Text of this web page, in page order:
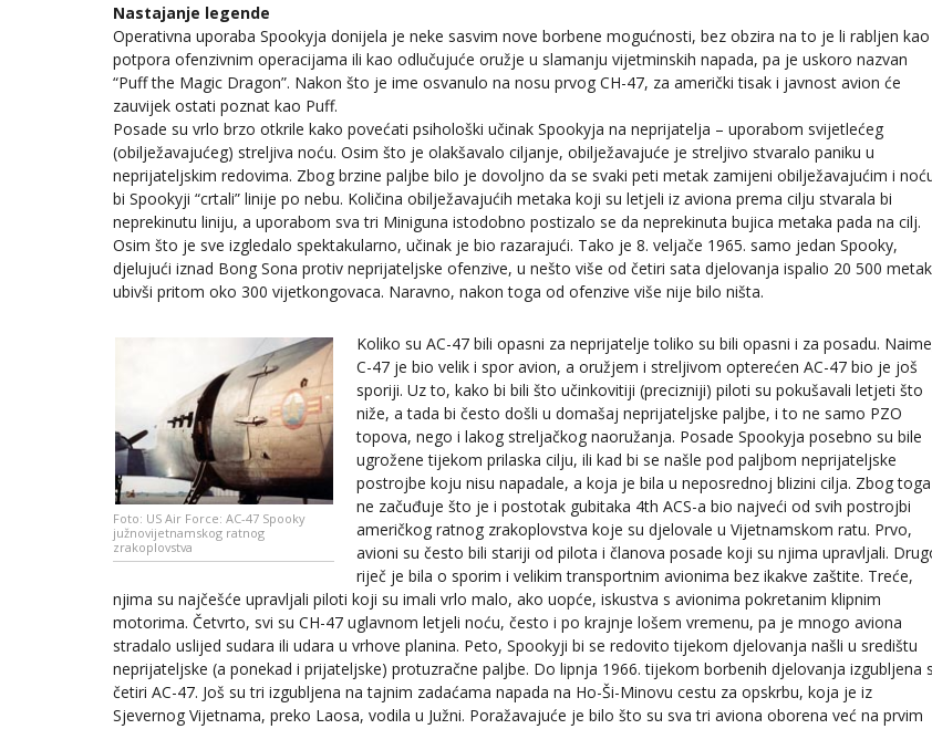
Nastajanje legende
Operativna uporaba Spookyja donijela je neke sasvim nove borbene mogućnosti, bez obzira na to je li rabljen kao
potpora ofenzivnim operacijama ili kao odlučujuće oružje u slamanju vijetminskih napada, pa je uskoro nazvan
“Puff the Magic Dragon”. Nakon što je ime osvanulo na nosu prvog CH-47, za američki tisak i javnost avion će
zauvijek ostati poznat kao Puff.
Posade su vrlo brzo otkrile kako povećati psihološki učinak Spookyja na neprijatelja – uporabom svijetlećeg
(obilježavajućeg) streljiva noću. Osim što je olakšavalo ciljanje, obilježavajuće je streljivo stvaralo paniku u
neprijateljskim redovima. Zbog brzine paljbe bilo je dovoljno da se svaki peti metak zamijeni obilježavajućim i
bi Spookyji “crtali” linije po nebu. Količina obilježavajućih metaka koji su letjeli iz aviona prema cilju stvarala bi
neprekinutu liniju, a uporabom sva tri Miniguna istodobno postizalo se da neprekinuta bujica metaka pada na cilj.
Osim što je sve izgledalo spektakularno, učinak je bio razarajući. Tako je 8. veljače 1965. samo jedan Spooky,
djelujući iznad Bong Sona protiv neprijateljske ofenzive, u nešto više od četiri sata djelovanja ispalio 20 500
ubivši pritom oko 300 vijetkongovaca. Naravno, nakon toga od ofenzive više nije bilo ništa.
Foto: US Air Force: AC-47 Spooky
južnovijetnamskog ratnog
zrakoplovstva
Koliko su AC-47 bili opasni za neprijatelje toliko su bili opasni i za posadu.
C-47 je bio velik i spor avion, a oružjem i streljivom opterećen AC-47 bio je još
sporiji. Uz to, kako bi bili što učinkovitiji (precizniji) piloti su pokušavali letjeti što
niže, a tada bi često došli u domašaj neprijateljske paljbe, i to ne samo PZO
topova, nego i lakog streljačkog naoružanja. Posade Spookyja posebno su bile
ugrožene tijekom prilaska cilju, ili kad bi se našle pod paljbom neprijateljske
postrojbe koju nisu napadale, a koja je bila u neposrednoj blizini cilja. Zbog toga
ne začuđuje što je i postotak gubitaka 4th ACS-a bio najveći od svih postrojbi
američkog ratnog zrakoplovstva koje su djelovale u Vijetnamskom ratu. Prvo,
avioni su često bili stariji od pilota i članova posade koji su njima upravljali.
riječ je bila o sporim i velikim transportnim avionima bez ikakve zaštite. Treće,
njima su najčešće upravljali piloti koji su imali vrlo malo, ako uopće, iskustva s avionima pokretanim klipnim
motorima. Četvrto, svi su CH-47 uglavnom letjeli noću, često i po krajnje lošem vremenu, pa je mnogo aviona
stradalo uslijed sudara ili udara u vrhove planina. Peto, Spookyji bi se redovito tijekom djelovanja našli u središtu
neprijateljske (a ponekad i prijateljske) protuzračne paljbe. Do lipnja 1966. tijekom borbenih djelovanja izgubljena
četiri AC-47. Još su tri izgubljena na tajnim zadaćama napada na Ho-Ši-Minovu cestu za opskrbu, koja je iz
Sjevernog Vijetnama, preko Laosa, vodila u Južni. Poražavajuće je bilo što su sva tri aviona oborena već na prvim